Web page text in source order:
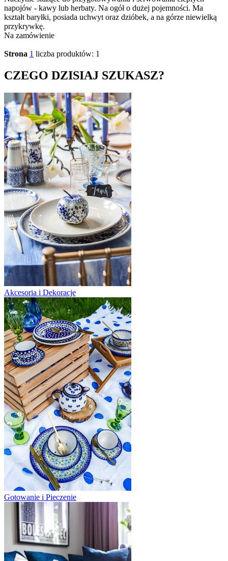
napojów - kawy lub herbaty. Na ogół o dużej pojemności. Ma
kształt baryłki, posiada uchwyt oraz dzióbek, a na górze niewielką
przykrywkę.
Na zamówienie
Strona 1 liczba produktów: 1
CZEGO DZISIAJ SZUKASZ?
Akcesoria i Dekoracje
Gotowanie i Pieczenie